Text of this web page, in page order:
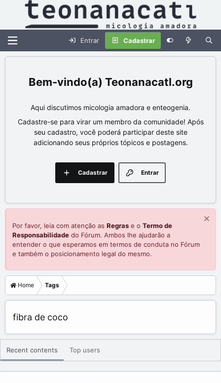
Entrar Cadastrar
Teonanacatl.org
Aqui discutimos micologia amadora e enteogenia.
Cadastre-se para virar um membro da comunidade! Após
seu cadastro, você poderá participar deste site
adicionando seus próprios tópicos e postagens.
Entrar
Cadastrar
Por favor, leia com atenção as Regras e o Termo de
Responsabilidade do Fórum. Ambos lhe ajudarão a
entender o que esperamos em termos de conduta no Fórum
e também o posicionamento legal do mesmo.
Home Tags
fibra de coco
Recent contents Top users